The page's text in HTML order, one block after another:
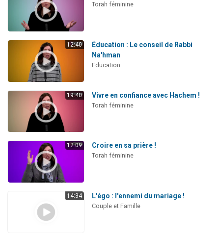
Torah féminine
12:40
Éducation : Le conseil de Rabbi
Na'hman
Education
19:40 Vivre en confiance avec Hachem !
Torah féminine
12:09 Croire en sa prière !
Torah féminine
14:34 L'égo : l'ennemi du mariage !
Couple et Famille